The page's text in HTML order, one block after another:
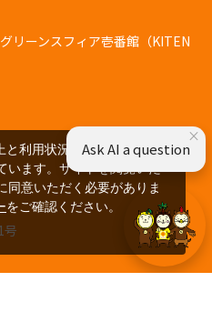
リーンスフィア壱番館（KITEN
号
と利用状況の解析、広告配
ます。サイトを閲覧いた
同意いただく必要がありま
をご確認ください。
×
Ask AI a question